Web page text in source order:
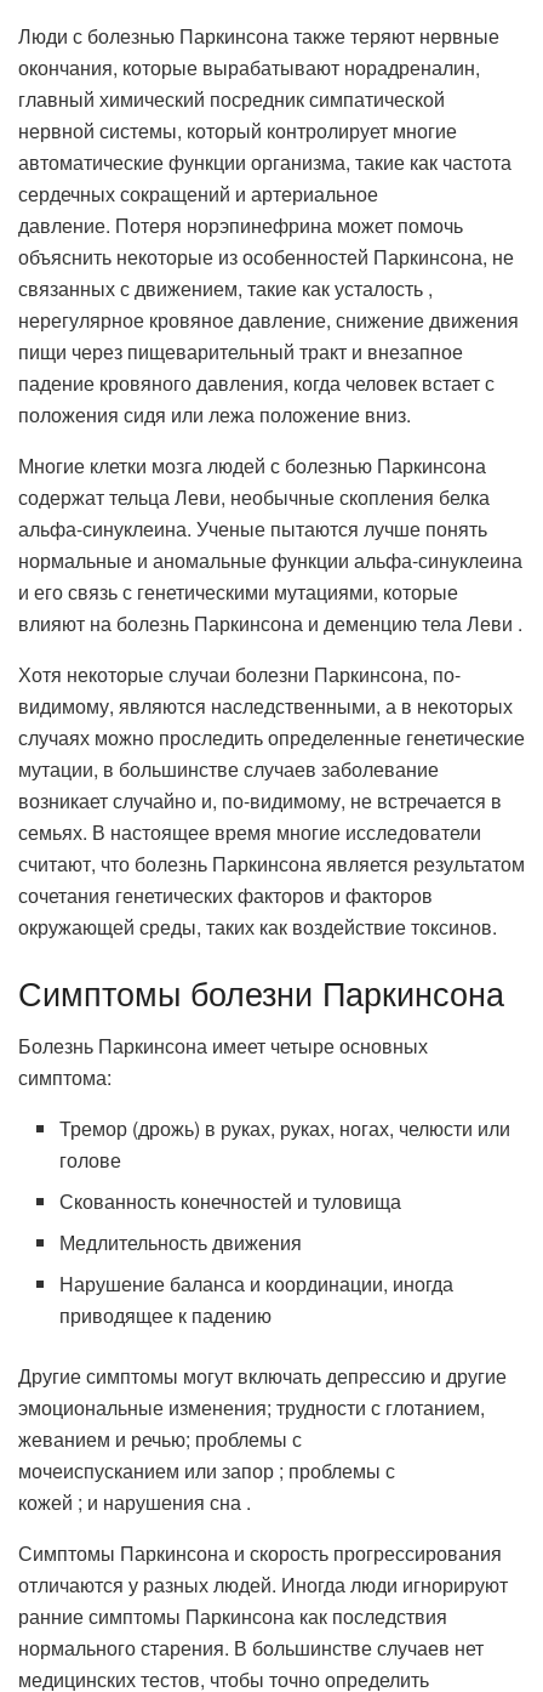
Люди с болезнью Паркинсона также теряют нервные
окончания, которые вырабатывают норадреналин,
главный химический посредник симпатической
нервной системы, который контролирует многие
автоматические функции организма, такие как частота
сердечных сокращений и артериальное
давление. Потеря норэпинефрина может помочь
объяснить некоторые из особенностей Паркинсона, не
связанных с движением, такие как усталость ,
нерегулярное кровяное давление, снижение движения
пищи через пищеварительный тракт и внезапное
падение кровяного давления, когда человек встает с
положения сидя или лежа положение вниз.
Многие клетки мозга людей с болезнью Паркинсона
содержат тельца Леви, необычные скопления белка
альфа-синуклеина. Ученые пытаются лучше понять
нормальные и аномальные функции альфа-синуклеина
и его связь с генетическими мутациями, которые
влияют на болезнь Паркинсона и деменцию тела Леви .
Хотя некоторые случаи болезни Паркинсона, по-
видимому, являются наследственными, а в некоторых
случаях можно проследить определенные генетические
мутации, в большинстве случаев заболевание
возникает случайно и, по-видимому, не встречается в
семьях. В настоящее время многие исследователи
считают, что болезнь Паркинсона является результатом
сочетания генетических факторов и факторов
окружающей среды, таких как воздействие токсинов.
Симптомы болезни Паркинсона
Болезнь Паркинсона имеет четыре основных
симптома:
Тремор (дрожь) в руках, руках, ногах, челюсти или
голове
Скованность конечностей и туловища
Медлительность движения
Нарушение баланса и координации, иногда
приводящее к падению
Другие симптомы могут включать депрессию и другие
эмоциональные изменения; трудности с глотанием,
жеванием и речью; проблемы с
мочеиспусканием или запор ; проблемы с
кожей ; и нарушения сна .
Симптомы Паркинсона и скорость прогрессирования
отличаются у разных людей. Иногда люди игнорируют
ранние симптомы Паркинсона как последствия
нормального старения. В большинстве случаев нет
медицинских тестов, чтобы точно определить